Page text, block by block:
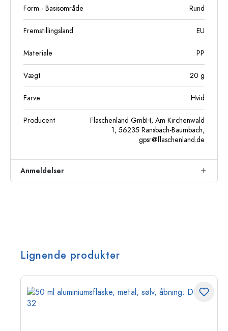
Form - Basisområde Rund
Fremstillingsland EU
Materiale PP
Vægt 20 g
Farve Hvid
Producent
Flaschenland GmbH, Am Kirchenwald
1, 56235 Ransbach-Baumbach,
gpsr@flaschenland.de
Anmeldelser
Lignende produkter